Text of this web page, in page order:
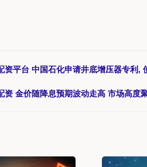
资平台 中国石化申请井底增压器专利,
资 金价随降息预期波动走高 市场高度